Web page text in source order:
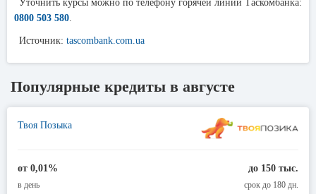
Уточнить курсы можно по телефону горячей линии Таскомбанка:
0800 503 580.
Источник: tascombank.com.ua
Популярные кредиты в августе
Твоя Позыка
от 0,01%
в день
до 150 тыс.
срок до 180 дн.